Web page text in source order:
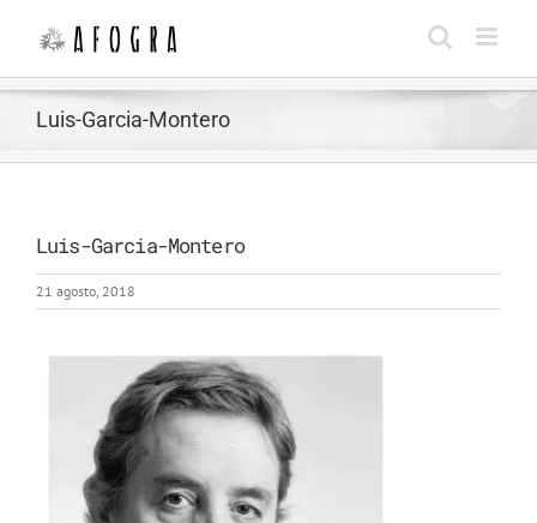
contenido
Luis-Garcia-Montero
Luis-Garcia-Montero
21 agosto, 2018